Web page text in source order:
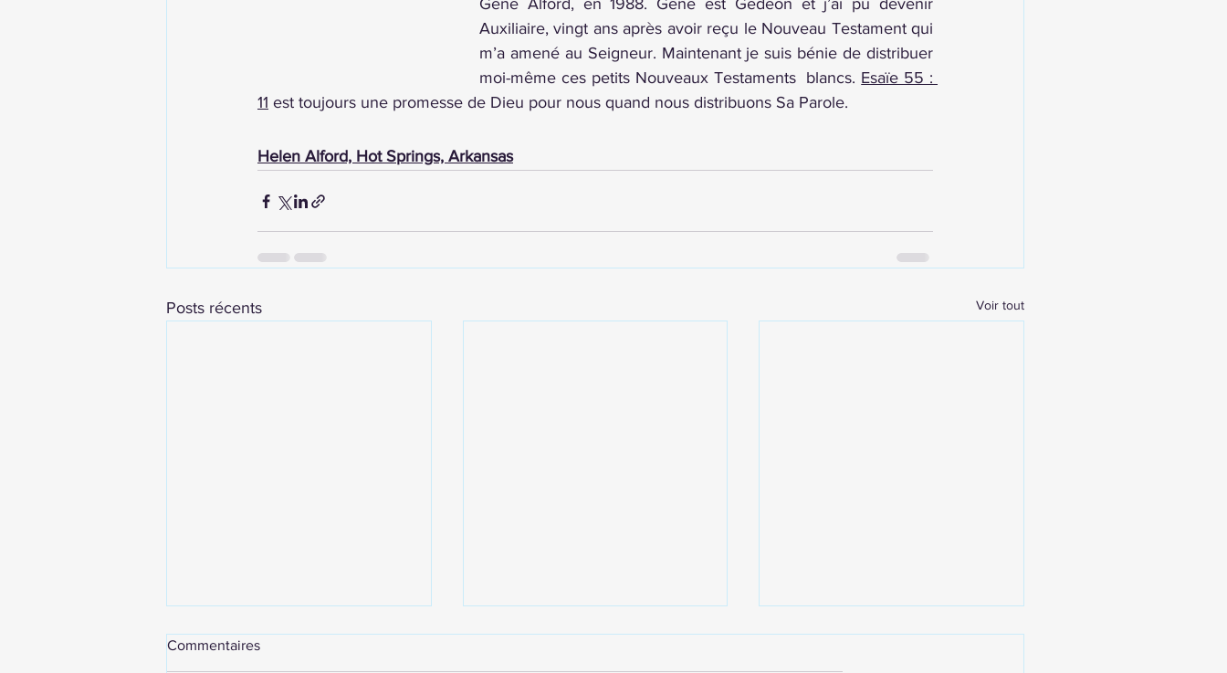
Gene Alford, en 1988. Gene est Gédéon et j’ai pu devenir
Auxiliaire, vingt ans après avoir reçu le Nouveau Testament qui
m’a amené au Seigneur. Maintenant je suis bénie de distribuer
moi-même ces petits Nouveaux Testaments  blancs. Esaïe 55 :
11 est toujours une promesse de Dieu pour nous quand nous distribuons Sa Parole.
Helen Alford, Hot Springs, Arkansas
Posts récents Voir tout
Commentaires